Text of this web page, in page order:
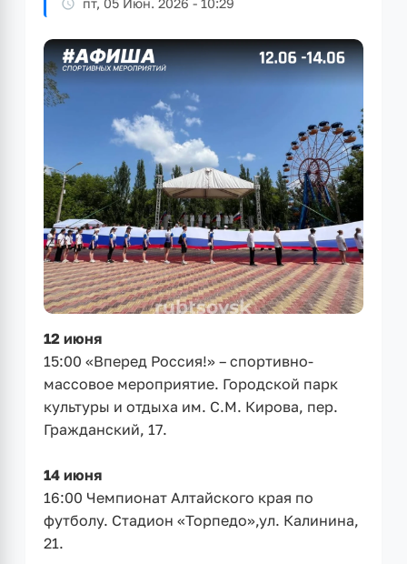
пт, 05 Июн. 2026 - 10:29
12 июня
15:00 «Вперед Россия!» – спортивно-
массовое мероприятие. Городской парк
культуры и отдыха им. С.М. Кирова, пер.
Гражданский, 17.
14 июня
16:00 Чемпионат Алтайского края по
футболу. Стадион «Торпедо»,ул. Калинина,
21.